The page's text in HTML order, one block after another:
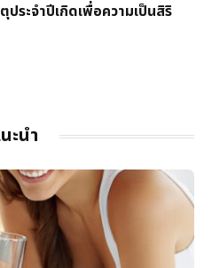
ประจำปีเกิดเพื่อความเป็นสิริ
ะนำ